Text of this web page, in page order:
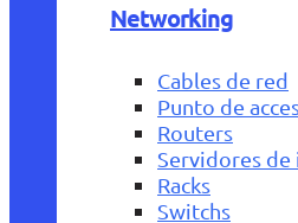
Networking
Cables de red
Punto de
Routers
Servidores
Racks
Switchs